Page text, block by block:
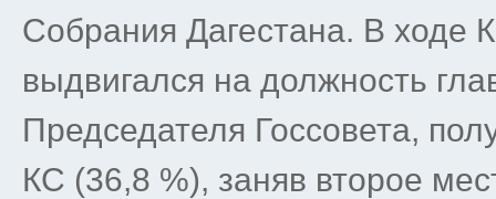
Собрания Дагестана. В ходе
выдвигался на должность
Председателя Госсовета,
КС (36,8 %), заняв второе